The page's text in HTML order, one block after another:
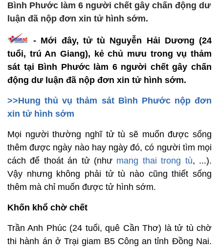
Bình Phước làm 6 người chết gây chấn động dư
luận đã nộp đơn xin tử hình sớm.
- Mới đây, tử tù Nguyễn Hải Dương (24
tuổi, trú An Giang), kẻ chủ mưu trong vụ thảm
sát tại Bình Phước làm 6 người chết gây chấn
động dư luận đã nộp đơn xin tử hình sớm.
>>Hung thủ vụ thảm sát Bình Phước nộp đơn
xin tử hình sớm
Mọi người thường nghĩ tử tù sẽ muốn được sống
thêm được ngày nào hay ngày đó, có người tìm mọi
cách để thoát án tử (như mang thai trong tù, ...).
Vậy nhưng không phải tử tù nào cũng thiết sống
thêm mà chỉ muốn được tử hình sớm.
Khốn khổ chờ chết
Trần Anh Phúc (24 tuổi, quê Cần Thơ) là tử tù chờ
thi hành án ở Trại giam B5 Công an tỉnh Đồng Nai.